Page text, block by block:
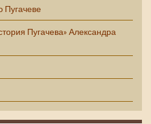
Пугачеве
Пугачева» Александра